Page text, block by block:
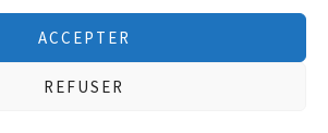
ACCEPTER
REFUSER
Store - Boutique maçonnique.